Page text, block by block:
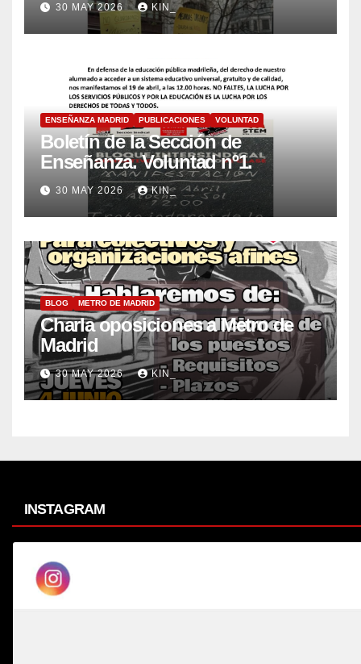
30 MAY 2026 KIN_
ENSEÑANZA MADRID PUBLICACIONES VOLUNTAD
Boletín de la Sección de
Enseñanza. Voluntad nº1.
30 MAY 2026 KIN_
BLOG METRO DE MADRID
Charla oposiciones a Metro de
Madrid
30 MAY 2026 KIN_
INSTAGRAM